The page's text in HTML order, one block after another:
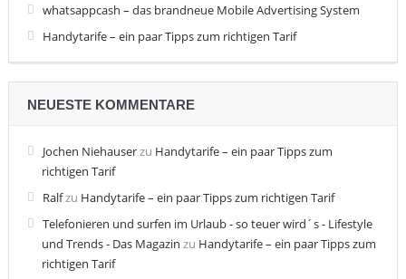
whatsappcash – das brandneue Mobile Advertising System
Handytarife – ein paar Tipps zum richtigen Tarif
NEUESTE KOMMENTARE
Jochen Niehauserzu Handytarife – ein paar Tipps zum
richtigen Tarif
Ralfzu Handytarife – ein paar Tipps zum richtigen Tarif
Telefonieren und surfen im Urlaub - so teuer wird´s - Lifestyle
und Trends - Das Magazin zu Handytarife – ein paar Tipps zum
richtigen Tarif